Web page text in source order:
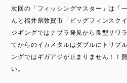
次回の「フィッシングマスター」は「
んと福井県敦賀市「ビッグフィンスク
ジギングではナブラ発見から良型サワ
てからのイカメタルはダブルにトリプ
ングではギガアジが止まりません！！
い。